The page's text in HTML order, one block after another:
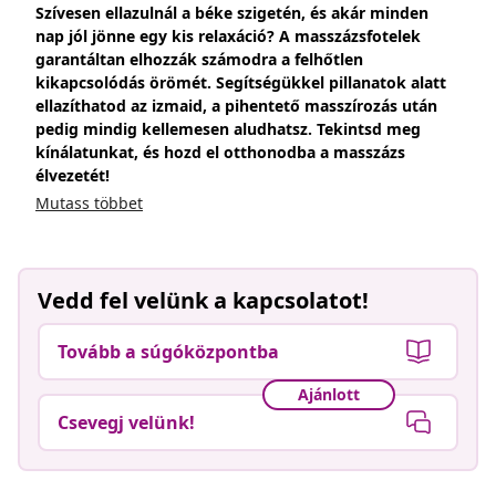
Szívesen ellazulnál a béke szigetén, és akár minden
nap jól jönne egy kis relaxáció? A masszázsfotelek
garantáltan elhozzák számodra a felhőtlen
kikapcsolódás örömét. Segítségükkel pillanatok alatt
ellazíthatod az izmaid, a pihentető masszírozás után
pedig mindig kellemesen aludhatsz. Tekintsd meg
kínálatunkat, és hozd el otthonodba a masszázs
élvezetét!
Mutass többet
Vedd fel velünk a kapcsolatot!
Tovább a súgóközpontba
Ajánlott
Csevegj velünk!